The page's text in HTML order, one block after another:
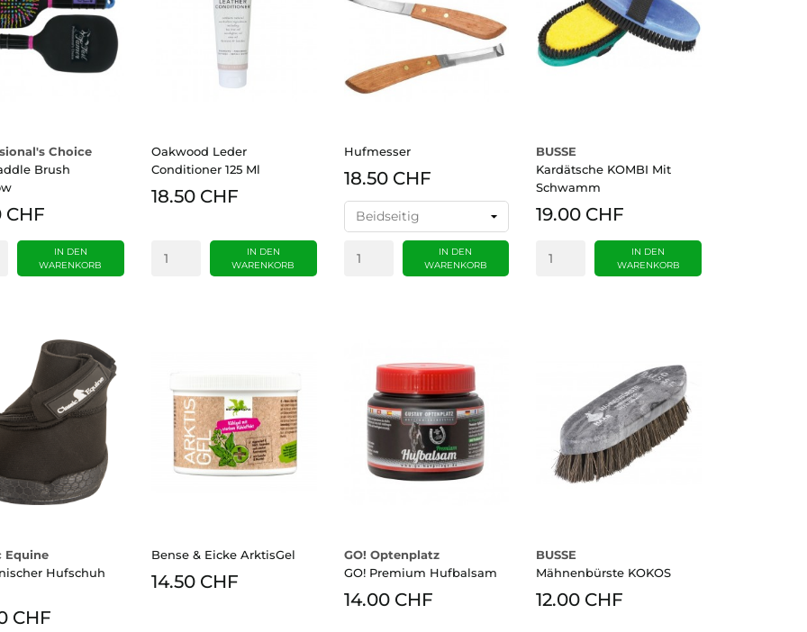
Choice
Brush
CHF
IN DEN
WARENKORB
Oakwood Leder
Conditioner 125 Ml
18.50 CHF
IN DEN
WARENKORB
Hufmesser
18.50 CHF
IN DEN
WARENKORB
BUSSE
Kardätsche KOMBI Mit
Schwamm
19.00 CHF
IN DEN
WARENKORB
Equine
Hufschuh
CHF
Bense & Eicke ArktisGel
14.50 CHF
GO! Optenplatz
GO! Premium Hufbalsam
14.00 CHF
BUSSE
Mähnenbürste KOKOS
12.00 CHF